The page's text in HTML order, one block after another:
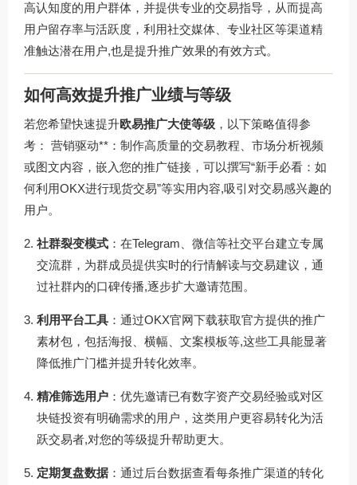
高认知度的用户群体，并提供专业的交易指导，从而提高
用户留存率与活跃度，利用社交媒体、专业社区等渠道精
准触达潜在用户,也是提升推广效果的有效方式。
如何高效提升推广业绩与等级
若您希望快速提升欧易推广大使等级 ，以下策略值得参
考： 营销驱动**：制作高质量的交易教程、市场分析视频
或图文内容，嵌入您的推广链接，可以撰写“新手必看：如
何利用OKX进行现货交易”等实用内容,吸引对交易感兴趣的
用户。
社群裂变模式 ：在Telegram、微信等社交平台建立专属
交流群，为群成员提供实时的行情解读与交易建议，通
过社群内的口碑传播,逐步扩大邀请范围。
利用平台工具 ：通过OKX官网下载获取官方提供的推广
素材包，包括海报、横幅、文案模板等,这些工具能显著
降低推广门槛并提升转化效率。
精准筛选用户 ：优先邀请已有数字资产交易经验或对区
块链投资有明确需求的用户，这类用户更容易转化为活
跃交易者,对您的等级提升帮助更大。
定期复盘数据 ：通过后台数据查看每条推广渠道的转化